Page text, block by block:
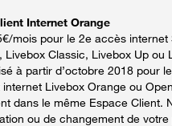
Internet Orange
mois pour le 2e accès internet
Livebox Classic, Livebox Up ou
à partir d’octobre 2018 pour
internet Livebox Orange ou
dans le même Espace Client.
ou de changement de